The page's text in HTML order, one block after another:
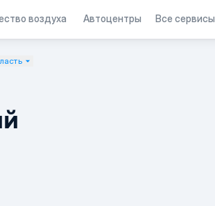
воздуха Автоцентры Все сервисы